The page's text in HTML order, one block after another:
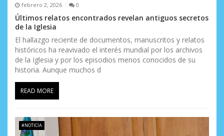
febrero 2, 2026 0
Últimos relatos encontrados revelan antiguos secretos
de la Iglesia
El hallazgo reciente de documentos, manuscritos y relatos
históricos ha reavivado el interés mundial por los archivos
de la Iglesia y por los episodios menos conocidos de su
historia. Aunque muchos d
READ MORE
#NOTICIA